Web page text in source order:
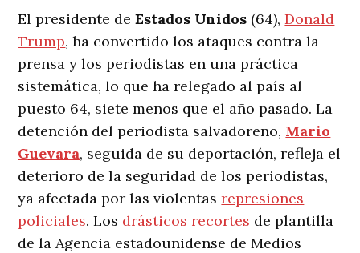
El presidente deEstados Unidos (64),Donald
Trump, ha convertido los ataques contra la
prensa y los periodistas en una práctica
sistemática, lo que ha relegado al país al
puesto 64, siete menos que el año pasado. La
detención del periodista salvadoreño, Mario
Guevara, seguida de su deportación, refleja el
deterioro de la seguridad de los periodistas,
ya afectada por las violentasrepresiones
policiales. Los drásticos recortes de plantilla
de la Agencia estadounidense de Medios